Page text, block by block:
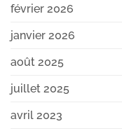
février 2026
janvier 2026
août 2025
juillet 2025
avril 2023